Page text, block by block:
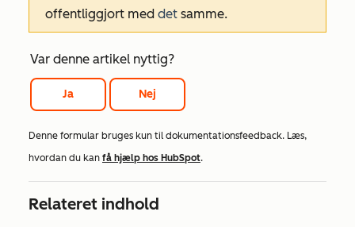
offentliggjort med det samme.
Var denne artikel nyttig?
Ja Nej
Denne formular bruges kun til dokumentationsfeedback. Læs,
hvordan du kan få hjælp hos HubSpot.
Relateret indhold